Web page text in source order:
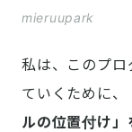
mieruupark
私は、このプロ
ていくために、
ルの位置付け」